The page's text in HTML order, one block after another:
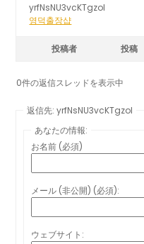
yrfNsNU3vcKTgzoI
영덕출장샵
投稿者 投稿
0件の返信スレッドを表示中
返信先: yrfNsNU3vcKTgzoI
あなたの情報:
お名前 (必須)
メール (非公開) (必須):
ウェブサイト: